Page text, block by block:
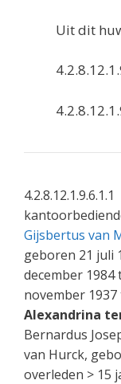
Uit dit
4.2.8.12.1.9.6.1.1
Gijsbertus van
geboren 21 juli
december 1984
november
Alexandrina
Bernardus
van Hurck,
overleden > 15